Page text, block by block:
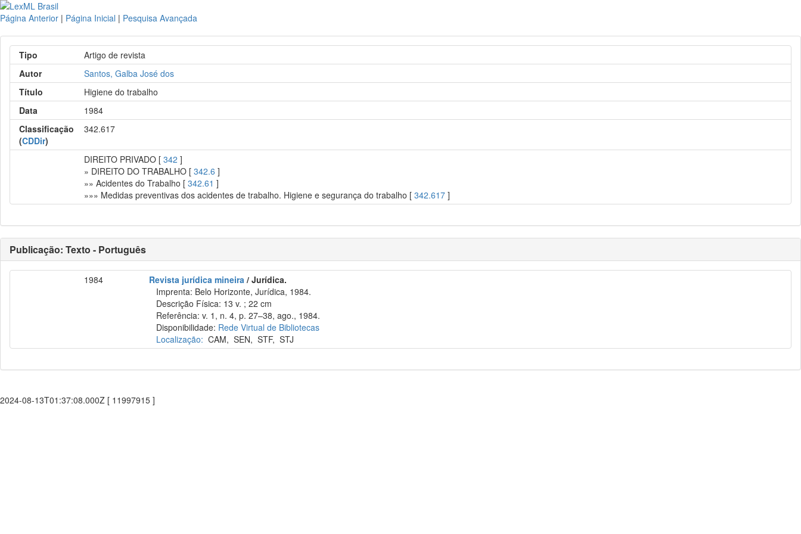
Página Anterior | Página Inicial | Pesquisa Avançada
Tipo
Artigo de revista
Autor
Santos, Galba José dos
Título
Higiene do trabalho
Data
1984
Classificação
(CDDir)
342.617
DIREITO PRIVADO [342 ]
» DIREITO DO TRABALHO [342.6 ]
»» Acidentes do Trabalho [342.61 ]
»»» Medidas preventivas dos acidentes de trabalho. Higiene e segurança do trabalho [342.617 ]
Publicação: Texto - Português
1984 Revista jurídica mineira / Jurídica.
Imprenta: Belo Horizonte, Jurídica, 1984.
Descrição Física: 13 v. ; 22 cm
Referência: v. 1, n. 4, p. 27–38, ago., 1984.
Disponibilidade: Rede Virtual de Bibliotecas
Localização: CAM,SEN,STF,STJ
2024-08-13T01:37:08.000Z [ 11997915 ]